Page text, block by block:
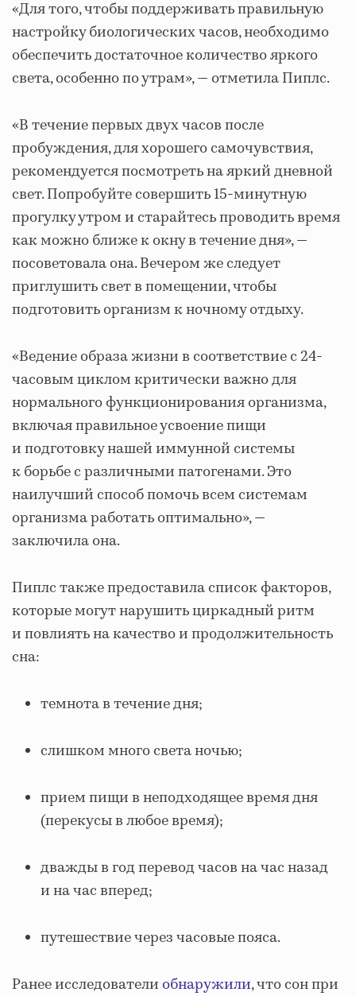
«Для того, чтобы поддерживать правильную
настройку биологических часов, необходимо
обеспечить достаточное количество яркого
света, особенно по утрам», — отметила Пиплс.
«В течение первых двух часов после
пробуждения, для хорошего самочувствия,
рекомендуется посмотреть на яркий дневной
свет. Попробуйте совершить 15-минутную
прогулку утром и старайтесь проводить время
как можно ближе к окну в течение дня», —
посоветовала она. Вечером же следует
приглушить свет в помещении, чтобы
подготовить организм к ночному отдыху.
«Ведение образа жизни в соответствие с 24-
часовым циклом критически важно для
нормального функционирования организма,
включая правильное усвоение пищи
и подготовку нашей иммунной системы
к борьбе с различными патогенами. Это
наилучший способ помочь всем системам
организма работать оптимально», —
заключила она.
Пиплс также предоставила список факторов,
которые могут нарушить циркадный ритм
и повлиять на качество и продолжительность
сна:
темнота в течение дня;
слишком много света ночью;
прием пищи в неподходящее время дня
(перекусы в любое время);
дважды в год перевод часов на час назад
и на час вперед;
путешествие через часовые пояса.
Ранее исследователиобнаружили, что сон при